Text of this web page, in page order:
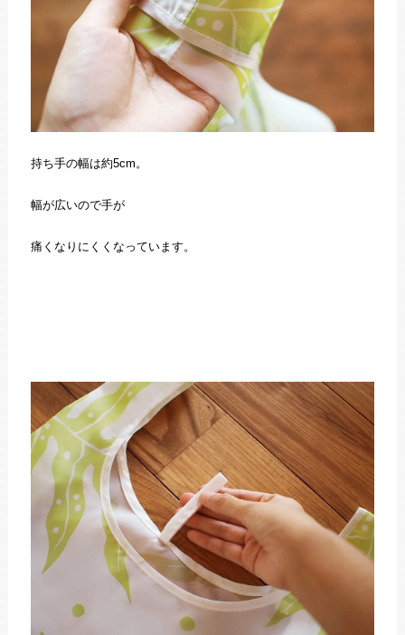
持ち手の幅は約5cm。
幅が広いので手が
痛くなりにくくなっています。